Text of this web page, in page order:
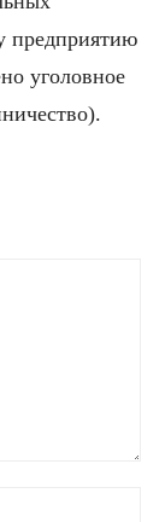
предприятию
уголовное